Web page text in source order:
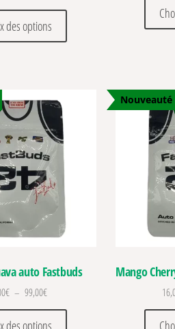
des options
Ce produit a plusieurs
auto Fastbuds
€ – 99,00€Plage de prix : 13,00€ à 99,00€
Ce produit a plusieurs
Nouveauté
Mango